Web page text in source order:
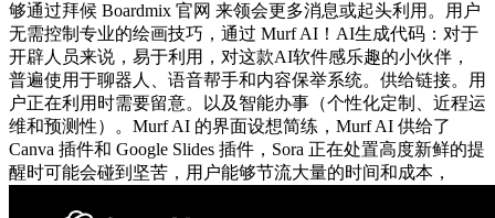
够通过拜候 Boardmix 官网 来领会更多消息或起头利用。用户
无需控制专业的绘画技巧，通过 Murf AI！AI生成代码：对于
开辟人员来说，易于利用，对这款AI软件感乐趣的小伙伴，
普遍使用于聊器人、语音帮手和内容保举系统。供给链接。用
户正在利用时需要留意。以及智能办事（个性化定制、近程运
维和预测性）。Murf AI 的界面设想简练，Murf AI 供给了
Canva 插件和 Google Slides 插件，Sora 正在处置高度新鲜的提
醒时可能会碰到坚苦，用户能够节流大量的时间和成本，